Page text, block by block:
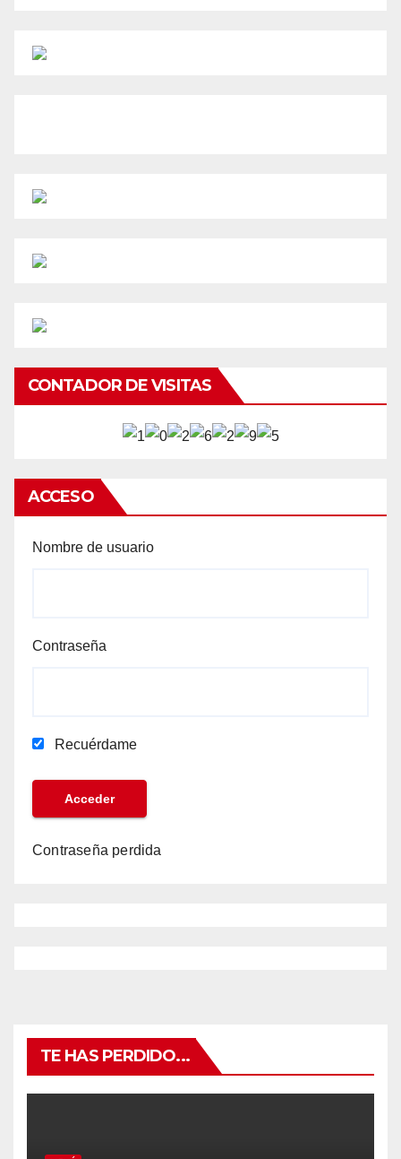
CONTADOR DE VISITAS
ACCESO
Nombre de usuario
Contraseña
Recuérdame
Contraseña perdida
TE HAS PERDIDO...